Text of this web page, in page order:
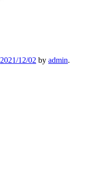
2021/12/02 by admin.